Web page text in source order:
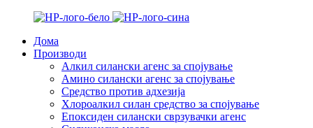
Дома
Производи
Алкил силански агенс за спојување
Амино силански агенс за спојување
Средство против адхезија
Хлороалкил силан средство за спојување
Епоксиден силански сврзувачки агенс